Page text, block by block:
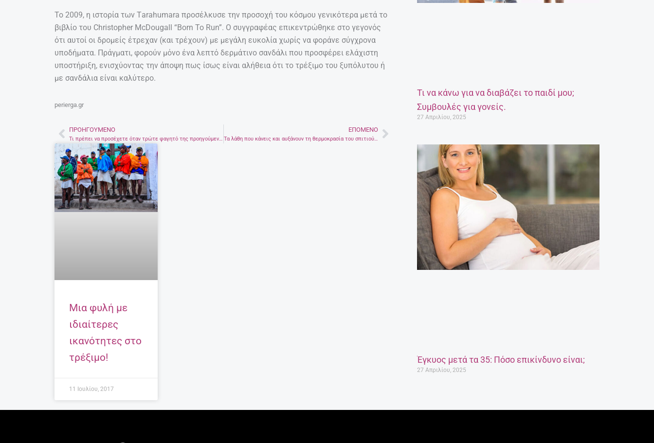
Το 2009, η ιστορία των Τarahumara προσέλκυσε την προσοχή του κόσμου γενικότερα μετά το
βιβλίο του Christopher McDougall “Born To Run”. Ο συγγραφέας επικεντρώθηκε στο γεγονός
ότι αυτοί οι δρομείς έτρεχαν (και τρέχουν) με μεγάλη ευκολία χωρίς να φοράνε σύγχρονα
υποδήματα. Πράγματι, φορούν μόνο ένα λεπτό δερμάτινο σανδάλι που προσφέρει ελάχιστη
υποστήριξη, ενισχύοντας την άποψη πως ίσως είναι αλήθεια ότι το τρέξιμο του ξυπόλυτου ή
με σανδάλια είναι καλύτερο.
perierga.gr
Prev
ΠΡΟΗΓΟΎΜΕΝΟ ΕΠΌΜΕΝΟ
Τα λάθη που κάνεις και αυξάνουν τη θερμοκρασία του σπιτιού σου Next
Μια φυλή με
ιδιαίτερες
ικανότητες στο
τρέξιμο!
11 Ιουλίου, 2017
Τι να κάνω για να διαβάζει το παιδί μου;
Συμβουλές για γονείς.
27 Απριλίου, 2025
Έγκυος μετά τα 35: Πόσο επικίνδυνο είναι;
27 Απριλίου, 2025